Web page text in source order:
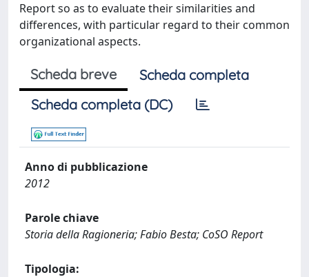
Report so as to evaluate their similarities and
differences, with particular regard to their common
organizational aspects.
Scheda breve
Scheda completa
Scheda completa (DC)
Anno di pubblicazione
2012
Parole chiave
Storia della Ragioneria; Fabio Besta; CoSO Report
Tipologia: